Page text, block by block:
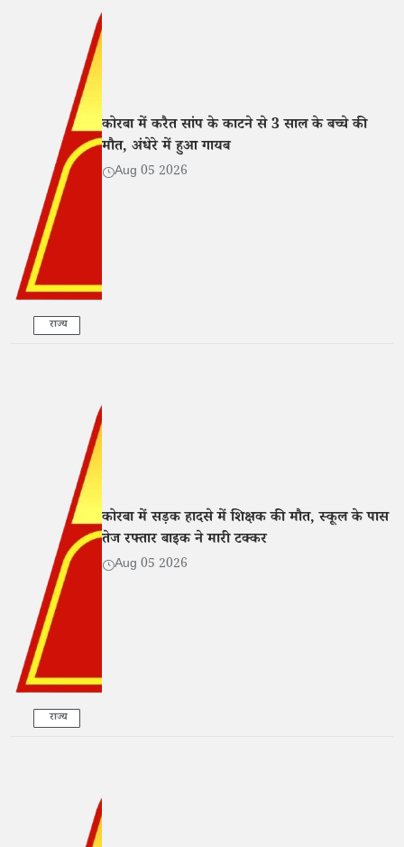
राज्य
कोरबा में करैत सांप के काटने से 3 साल के बच्चे की
मौत, अंधेरे में हुआ गायब
Aug 05 2026
राज्य
कोरबा में सड़क हादसे में शिक्षक की मौत, स्कूल के पास
तेज रफ्तार बाइक ने मारी टक्कर
Aug 05 2026